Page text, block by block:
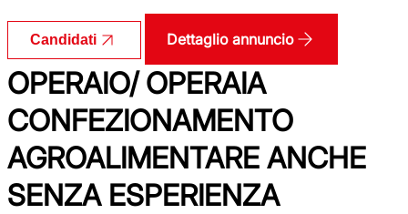
Candidati Dettaglio annuncio
OPERAIO/ OPERAIA
CONFEZIONAMENTO
AGROALIMENTARE ANCHE
SENZA ESPERIENZA